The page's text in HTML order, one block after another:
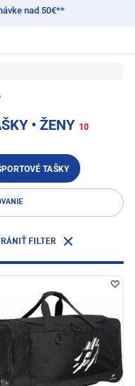
nad 50€**
• ŽENY 10
TAŠKY
FILTER